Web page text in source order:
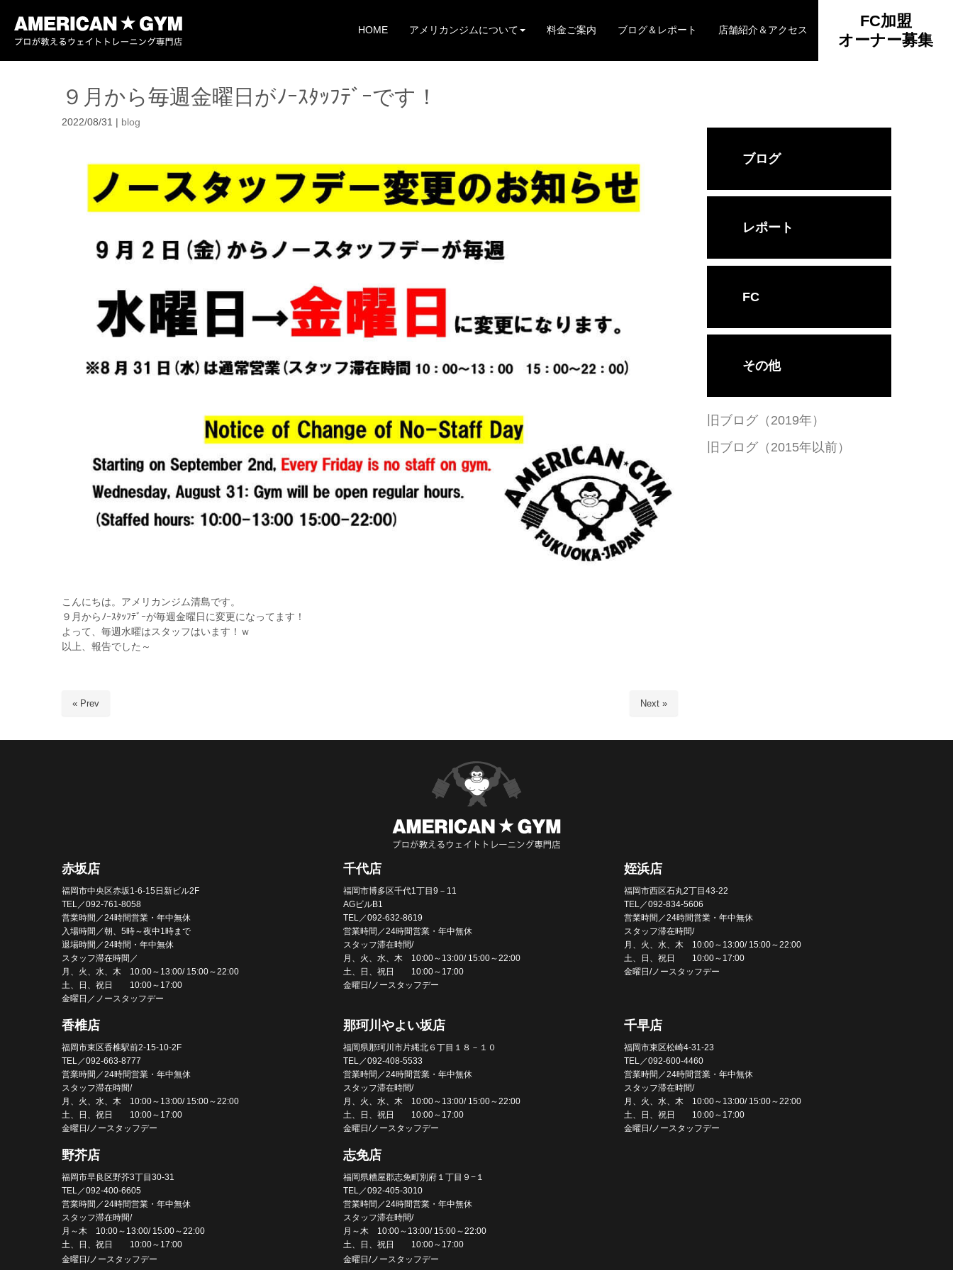
HOME アメリカンジムについて 料金ご案内 ブログ＆レポート 店舗紹介＆アクセス
FC加盟
オーナー募集
９月から毎週金曜日がﾉｰｽﾀｯﾌﾃﾞｰです！
2022/08/31 blog
こんにちは。アメリカンジム清島です。
９月からﾉｰｽﾀｯﾌﾃﾞｰが毎週金曜日に変更になってます！
よって、毎週水曜はスタッフはいます！ｗ
以上、報告でした～
« Prev Next »
ブログ
レポート
FC
その他
旧ブログ（2019年）
旧ブログ（2015年以前）
赤坂店
福岡市中央区赤坂1-6-15日新ビル2F
TEL／092-761-8058
営業時間／24時間営業・年中無休
入場時間／朝、5時～夜中1時まで
退場時間／24時間・年中無休
スタッフ滞在時間／
月、火、水、木 10:00～13:00/ 15:00～22:00
土、日、祝日 10:00～17:00
金曜日／ノースタッフデー
千代店
福岡市博多区千代1丁目9－11
AGビルB1
TEL／092-632-8619
営業時間／24時間営業・年中無休
スタッフ滞在時間/
月、火、水、木 10:00～13:00/ 15:00～22:00
土、日、祝日 10:00～17:00
金曜日/ノースタッフデー
姪浜店
福岡市西区石丸2丁目43-22
TEL／092-834-5606
営業時間／24時間営業・年中無休
スタッフ滞在時間/
月、火、水、木 10:00～13:00/ 15:00～22:00
土、日、祝日 10:00～17:00
金曜日/ノースタッフデー
香椎店
福岡市東区香椎駅前2-15-10-2F
TEL／092-663-8777
営業時間／24時間営業・年中無休
スタッフ滞在時間/
月、火、水、木 10:00～13:00/ 15:00～22:00
土、日、祝日 10:00～17:00
金曜日/ノースタッフデー
那珂川やよい坂店
福岡県那珂川市片縄北６丁目１８－１０
TEL／092-408-5533
営業時間／24時間営業・年中無休
スタッフ滞在時間/
月、火、水、木 10:00～13:00/ 15:00～22:00
土、日、祝日 10:00～17:00
金曜日/ノースタッフデー
千早店
福岡市東区松崎4-31-23
TEL／092-600-4460
営業時間／24時間営業・年中無休
スタッフ滞在時間/
月、火、水、木 10:00～13:00/ 15:00～22:00
土、日、祝日 10:00～17:00
金曜日/ノースタッフデー
野芥店
福岡市早良区野芥3丁目30-31
TEL／092-400-6605
営業時間／24時間営業・年中無休
スタッフ滞在時間/
月～木 10:00～13:00/ 15:00～22:00
土、日、祝日 10:00～17:00
金曜日/ノースタッフデー
志免店
福岡県糟屋郡志免町別府１丁目９−１
TEL／092-405-3010
営業時間／24時間営業・年中無休
スタッフ滞在時間/
月～木 10:00～13:00/ 15:00～22:00
土、日、祝日 10:00～17:00
金曜日/ノースタッフデー